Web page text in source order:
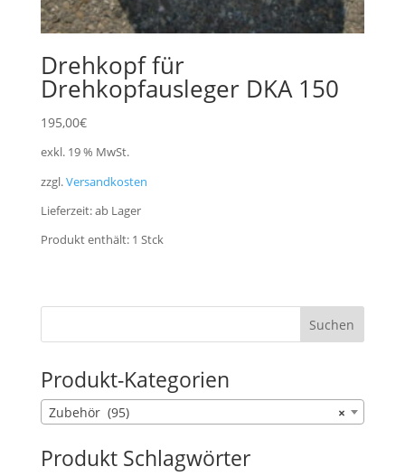
Drehkopf für
Drehkopfausleger DKA 150
195,00€
exkl. 19 % MwSt.
zzgl.Versandkosten
Lieferzeit:ab Lager
Produkt enthält: 1 Stck
Produkt-Kategorien
×
Zubehör (95)
Produkt Schlagwörter